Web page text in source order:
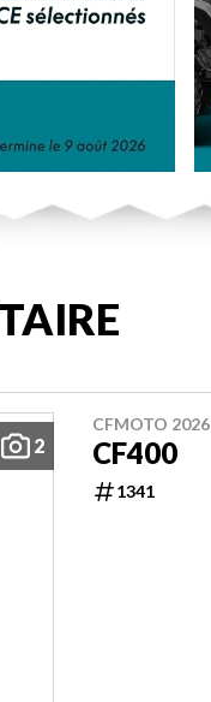
2
CFMOTO 2026
CF400
1341